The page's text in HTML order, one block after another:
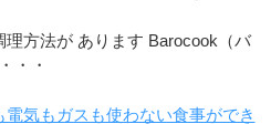
方法が あります Barocook（バ
・・
電気もガスも使わない食事ができ